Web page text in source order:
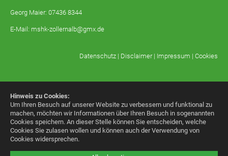
Hinweis zu Cookies:
Um Ihren Besuch auf unserer Website zu verbessern und funktional zu
machen, möchten wir Informationen über Ihren Besuch in sogenannten
Cookies speichern. An dieser Stelle können Sie entscheiden, welche
Cookies Sie zulasen wollen und können auch der Verwendung von
Cookies widersprechen.
Georg Maier: 07436 8344
E-Mail: mshk-zollernalb@gmx.de
Datenschutz | Disclaimer | Impressum | Cookies